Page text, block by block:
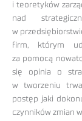
i teoretyków
nad
w
firm, którym
za pomocą
się opinia o
w tworzeniu
postęp jaki
czynników zmian